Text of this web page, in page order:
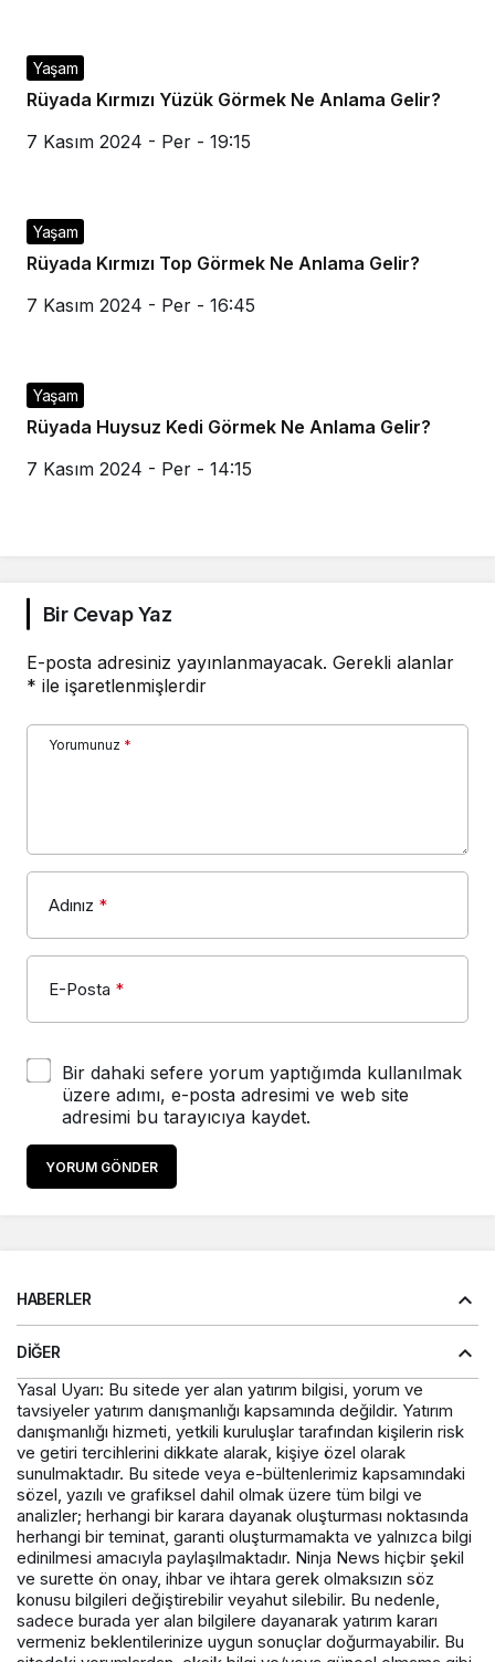
Yaşam
Rüyada Kırmızı Yüzük Görmek Ne Anlama Gelir?
7 Kasım 2024 - Per - 19:15
Yaşam
Rüyada Kırmızı Top Görmek Ne Anlama Gelir?
7 Kasım 2024 - Per - 16:45
Yaşam
Rüyada Huysuz Kedi Görmek Ne Anlama Gelir?
7 Kasım 2024 - Per - 14:15
Bir Cevap Yaz
E-posta adresiniz yayınlanmayacak. Gerekli alanlar
* ile işaretlenmişlerdir
Yorumunuz *
Adınız *
E-Posta *
Bir dahaki sefere yorum yaptığımda kullanılmak
üzere adımı, e-posta adresimi ve web site
adresimi bu tarayıcıya kaydet.
YORUM GÖNDER
HABERLER
DIĞER
Yasal Uyarı: Bu sitede yer alan yatırım bilgisi, yorum ve
tavsiyeler yatırım danışmanlığı kapsamında değildir. Yatırım
danışmanlığı hizmeti, yetkili kuruluşlar tarafından kişilerin risk
ve getiri tercihlerini dikkate alarak, kişiye özel olarak
sunulmaktadır. Bu sitede veya e-bültenlerimiz kapsamındaki
sözel, yazılı ve grafiksel dahil olmak üzere tüm bilgi ve
analizler; herhangi bir karara dayanak oluşturması noktasında
herhangi bir teminat, garanti oluşturmamakta ve yalnızca bilgi
edinilmesi amacıyla paylaşılmaktadır. Ninja News hiçbir şekil
ve surette ön onay, ihbar ve ihtara gerek olmaksızın söz
konusu bilgileri değiştirebilir veyahut silebilir. Bu nedenle,
sadece burada yer alan bilgilere dayanarak yatırım kararı
vermeniz beklentilerinize uygun sonuçlar doğurmayabilir. Bu